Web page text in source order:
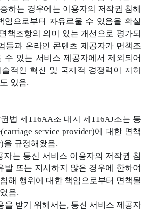
하는 경우에는 이용자의 저작권 침해
임으로부터 자유로울 수 있음을 확실
책조항의 의미 있는 개선으로 평가되
들과 온라인 콘텐츠 제공자가 면책조
수 있는 서비스 제공자에서 제외되어
적인 혁신 및 국제적 경쟁력이 저하
있음.
법 제116AA조 내지 제116AJ조는 통
service provider)에 대한 면책
을 규정해왔음.
자는 통신 서비스 이용자의 저작권 침
발 또는 지시하지 않은 경우에 한하여
해 행위에 대한 책임으로부터 면책될
음.
을 받기 위해서는, 통신 서비스 제공자